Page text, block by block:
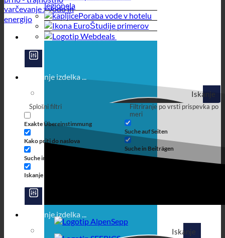
Iskanje
Splošni filtri
Exakte Übereinstimmung
Kako priti do naslova
Suche im Inhalt
Iskanje v izvlečku
Filtriranje po vrsti prispevka po
meri
Suche auf Seiten
Suche in Beiträgen
Iskanje
legionela
Poraba vode v hotelu
Študije primerov